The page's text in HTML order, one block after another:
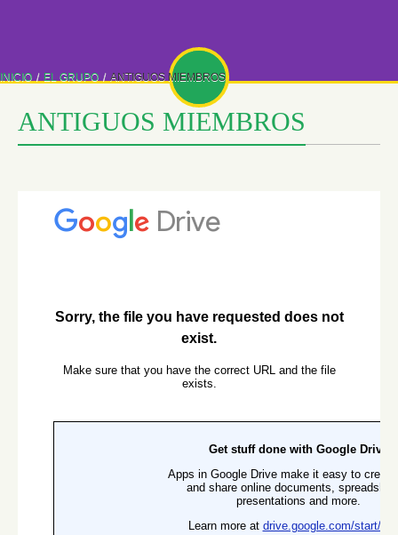
INICIO / EL GRUPO / ANTIGUOS MIEMBROS
ANTIGUOS MIEMBROS